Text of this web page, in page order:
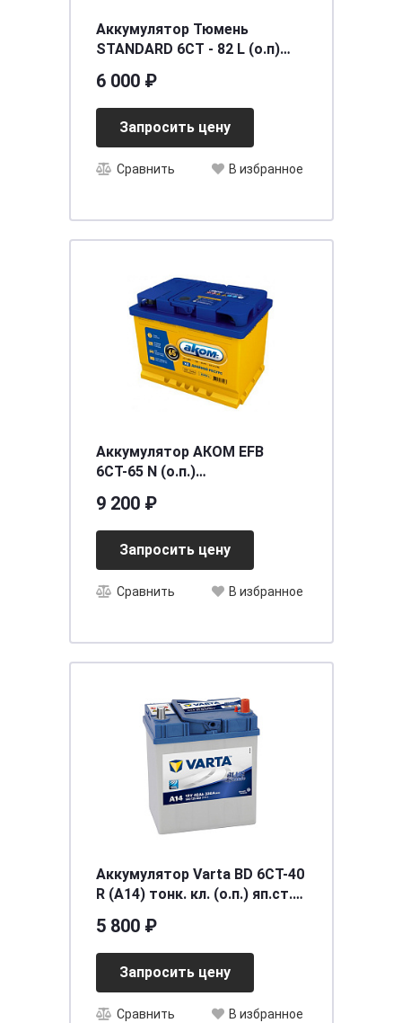
Аккумулятор Тюмень
STANDARD 6СТ - 82 L (о.п)
6 000 ₽
Запросить цену
Сравнить В избранное
Аккумулятор АКОМ EFB
6СТ-65 N (о.п.)
9 200 ₽
Запросить цену
Сравнить В избранное
Аккумулятор Varta BD 6CT-40
R (A14) тонк. кл. (о.п.) яп.ст.
5 800 ₽
Запросить цену
Сравнить В избранное